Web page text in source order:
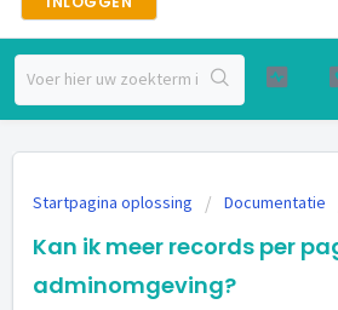
Startpagina oplossing Documentatie
Kan ik meer records per
adminomgeving?